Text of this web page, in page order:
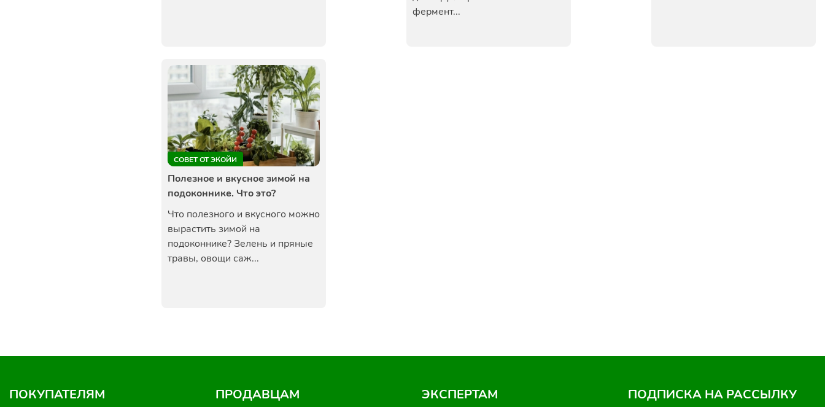
фермент...
СОВЕТ ОТ ЭКОЙИ
Полезное и вкусное зимой на
подоконнике. Что это?
Что полезного и вкусного можно
вырастить зимой на
подоконнике? Зелень и пряные
травы, овощи саж...
ПОКУПАТЕЛЯМ ПРОДАВЦАМ ЭКСПЕРТАМ ПОДПИСКА НА РАССЫЛКУ